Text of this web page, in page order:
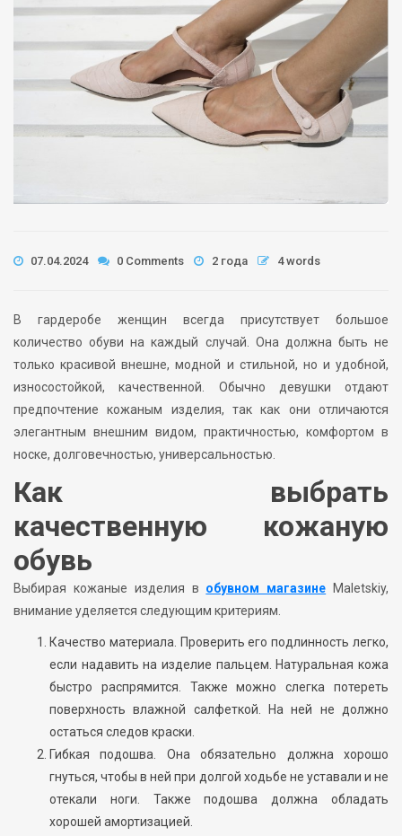
07.04.2024 0 Comments 2 года 4 words
В гардеробе женщин всегда присутствует большое
количество обуви на каждый случай. Она должна быть не
только красивой внешне, модной и стильной, но и удобной,
износостойкой, качественной. Обычно девушки отдают
предпочтение кожаным изделия, так как они отличаются
элегантным внешним видом, практичностью, комфортом в
носке, долговечностью, универсальностью.
Как выбрать
качественную кожаную
обувь
Выбирая кожаные изделия в обувном магазине Maletskiy,
внимание уделяется следующим критериям.
Качество материала. Проверить его подлинность легко,
если надавить на изделие пальцем. Натуральная кожа
быстро распрямится. Также можно слегка потереть
поверхность влажной салфеткой. На ней не должно
остаться следов краски.
Гибкая подошва. Она обязательно должна хорошо
гнуться, чтобы в ней при долгой ходьбе не уставали и не
отекали ноги. Также подошва должна обладать
хорошей амортизацией.